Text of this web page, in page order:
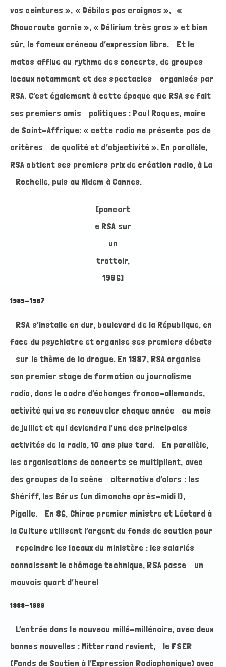
vos ceintures », « Débilos pas craignos », «
Choucroute garnie », « Délirium très gros » et bien
sûr, le fameux créneau d’expression libre. Et le
matos afflue au rythme des concerts, de groupes
locaux notamment et des spectacles organisés par
RSA. C’est également à cette époque que RSA se fait
ses premiers amis politiques : Paul Roques, maire
de Saint-Affrique: « cette radio ne présente pas de
critères de qualité et d’objectivité ». En parallèle,
RSA obtient ses premiers prix de création radio, à La
Rochelle, puis au Midem à Cannes.
[pancart
e RSA sur
un
trottoir,
1986]
1985-1987
RSA s’installe en dur, boulevard de la République, en
face du psychiatre et organise ses premiers débats
sur le thème de la drogue. En 1987, RSA organise
son premier stage de formation au journalisme
radio, dans le cadre d’échanges franco-allemands,
activité qui va se renouveler chaque année au mois
de juillet et qui deviendra l’une des principales
activités de la radio, 10 ans plus tard. En parallèle,
les organisations de concerts se multiplient, avec
des groupes de la scène alternative d’alors : les
Shériff, les Bérus (un dimanche après-midi !),
Pigalle. En 86, Chirac premier ministre et Léotard à
la Culture utilisent l’argent du fonds de soutien pour
repeindre les locaux du ministère : les salariés
connaissent le chômage technique, RSA passe un
mauvais quart d’heure!
1988-1989
L’entrée dans le nouveau millé-millénaire, avec deux
bonnes nouvelles : Mitterrand revient, le FSER
(Fonds de Soutien à l’Expression Radiophonique) avec